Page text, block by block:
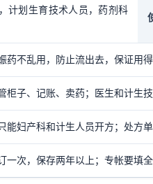
计划生育技术人员，药剂科
药不乱用，防止流出去，保证用
柜子、记账、卖药；医生和计生
能妇产科和计生人员开方；处方
一次，保存两年以上；专帐要填